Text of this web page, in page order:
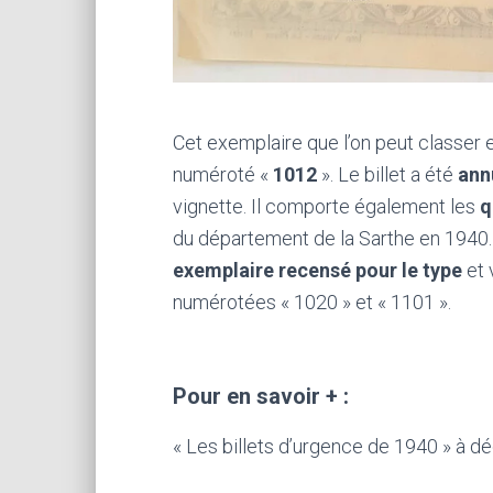
Cet exemplaire que l’on peut
numéroté « 1012 ». Le billet a été
vignette. Il comporte également les
du département de la Sarthe en
exemplaire recensé pour le type et
numérotées « 1020 » et « 1101 ».
Pour en savoir + :
« Les billets d’urgence de 1940 » à